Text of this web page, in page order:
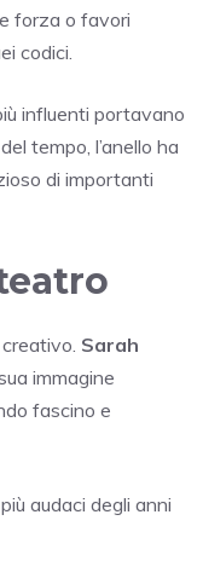
forza o favori
codici.
influenti portavano
tempo, l’anello ha
di importanti
Sarah
immagine
fascino e
audaci degli anni